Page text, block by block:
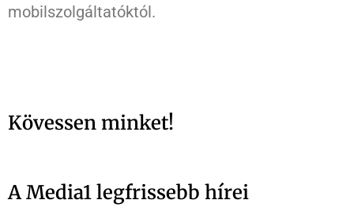
mobilszolgáltatóktól.
Kövessen minket!
A Media1 legfrissebb hírei